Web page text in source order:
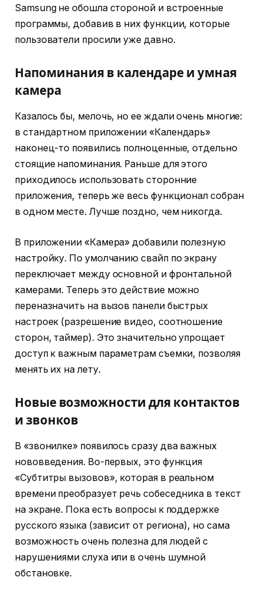
Samsung не обошла стороной и встроенные
программы, добавив в них функции, которые
пользователи просили уже давно.
Напоминания в календаре и умная
камера
Казалось бы, мелочь, но ее ждали очень многие:
в стандартном приложении «Календарь»
наконец-то появились полноценные, отдельно
стоящие напоминания. Раньше для этого
приходилось использовать сторонние
приложения, теперь же весь функционал собран
в одном месте. Лучше поздно, чем никогда.
В приложении «Камера» добавили полезную
настройку. По умолчанию свайп по экрану
переключает между основной и фронтальной
камерами. Теперь это действие можно
переназначить на вызов панели быстрых
настроек (разрешение видео, соотношение
сторон, таймер). Это значительно упрощает
доступ к важным параметрам съемки, позволяя
менять их на лету.
Новые возможности для контактов
и звонков
В «звонилке» появилось сразу два важных
нововведения. Во-первых, это функция
«Субтитры вызовов», которая в реальном
времени преобразует речь собеседника в текст
на экране. Пока есть вопросы к поддержке
русского языка (зависит от региона), но сама
возможность очень полезна для людей с
нарушениями слуха или в очень шумной
обстановке.